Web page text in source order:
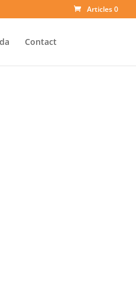
Articles 0
Contact